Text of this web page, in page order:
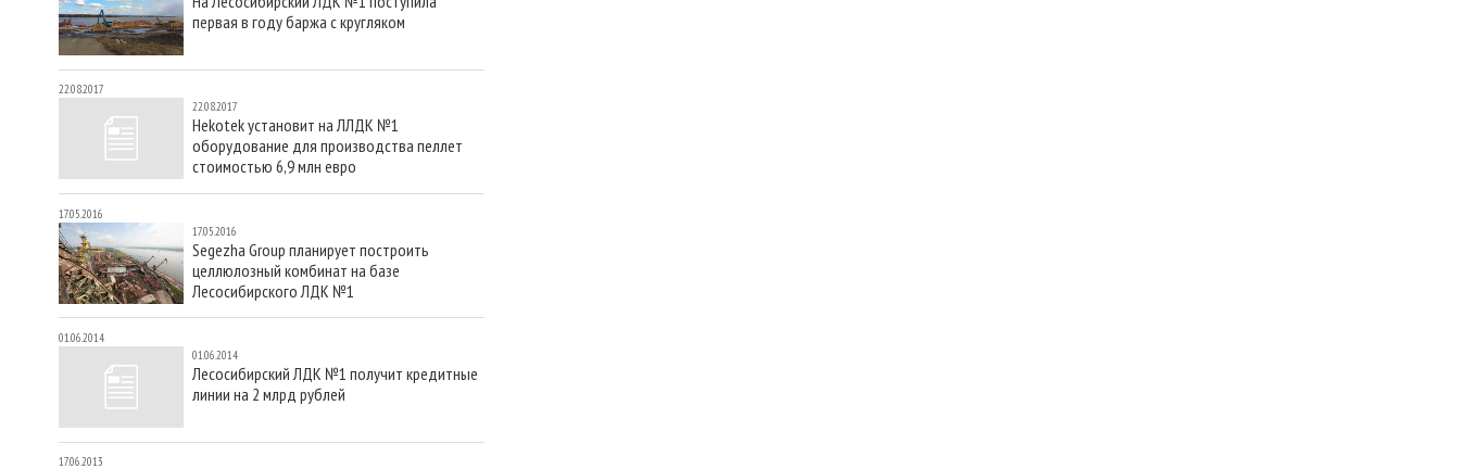
первая в году баржа с кругляком
22.08.2017
22.08.2017
Hekotek установит на ЛЛДК №1
оборудование для производства пеллет
стоимостью 6,9 млн евро
17.05.2016
17.05.2016
Segezha Group планирует построить
целлюлозный комбинат на базе
Лесосибирского ЛДК №1
01.06.2014
01.06.2014
Лесосибирский ЛДК №1 получит кредитные
линии на 2 млрд рублей
17.06.2013